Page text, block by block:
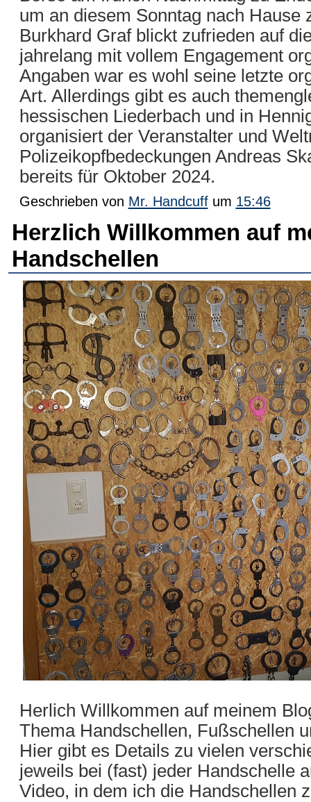
um an diesem Sonntag nach Hause
Burkhard Graf blickt zufrieden auf
jahrelang mit vollem Engagement
Angaben war es wohl seine letzte
Art. Allerdings gibt es auch
hessischen Liederbach und in
organisiert der Veranstalter und
Polizeikopfbedeckungen Andreas
bereits für Oktober 2024.
Geschrieben von Mr. Handcuffum 15:46
Herzlich Willkommen auf
Handschellen
Herlich Willkommen auf meinem
Thema Handschellen, Fußschellen
Hier gibt es Details zu vielen
jeweils bei (fast) jeder Handschelle
Video, in dem ich die Handschellen